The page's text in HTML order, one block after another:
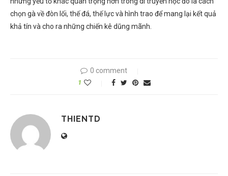
chọn gà về đòn lối, thế đá, thế lực và hình trao để mang lại kết quả
khả tín và cho ra những chiến kê dũng mãnh.
0 comment
1
THIENTD